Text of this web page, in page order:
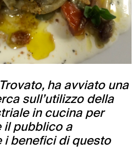
ha avviato una
sull’utilizzo della
in cucina per
pubblico a
benefici di questo